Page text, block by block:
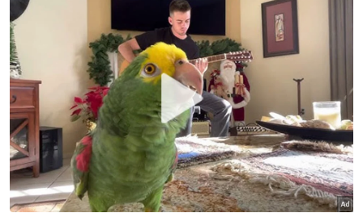
Mengulas lanjut, Abdul Hadi yang juga Ahli
Parlimen Marang menegaskan, jika tujuannya
mengelirukan atau menghina penganut
Islam, maka ada sempadan (batas-batas) dan
hukumnya.
"Andai kata, kalau perkataan ALLAH dijadikan
jenama kasut yang dipijak, adakah atas nama
kebebasan, pihak Jabatan Kemajuan Islam
Malaysia (Jakim) boleh membenarkan ia